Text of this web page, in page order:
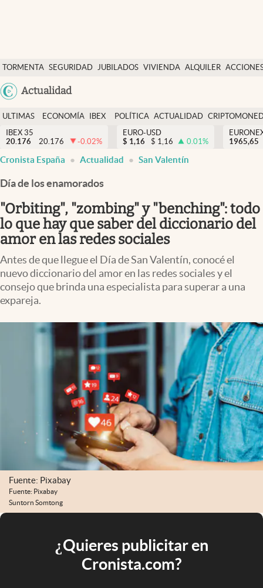
TORMENTA SEGURIDAD JUBILADOS VIVIENDA ALQUILER
USA
Actualidad
Economía y finanzas
Política
Actualidad
Criptomonedas
España
ULTIMAS
NOTICIAS
ECONOMÍA
FINANZAS
IBEX
EURO
POLÍTICA ACTUALIDAD
IBEX 35
20.176
20.176 -0.02%
EURO-USD
$ 1,16 $ 1,16 0.01%
1965,65
Cronista España Actualidad San Valentín
Día de los enamorados
"Orbiting", "zombing" y "benching": todo
lo que hay que saber del diccionario del
amor en las redes sociales
Antes de que llegue el Día de San Valentín, conocé el
nuevo diccionario del amor en las redes sociales y el
consejo que brinda una especialista para superar a una
expareja.
Fuente: Pixabay
Fuente: Pixabay
Suntorn Somtong
¿Quieres publicitar en
Cronista.com?